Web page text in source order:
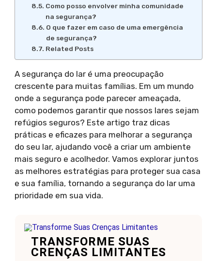
Como posso envolver minha comunidade
na segurança?
O que fazer em caso de uma emergência
de segurança?
Related Posts
A segurança do lar é uma preocupação
crescente para muitas famílias. Em um mundo
onde a segurança pode parecer ameaçada,
como podemos garantir que nossos lares sejam
refúgios seguros? Este artigo traz dicas
práticas e eficazes para melhorar a segurança
do seu lar, ajudando você a criar um ambiente
mais seguro e acolhedor. Vamos explorar juntos
as melhores estratégias para proteger sua casa
e sua família, tornando a segurança do lar uma
prioridade em sua vida.
TRANSFORME SUAS
CRENÇAS LIMITANTES